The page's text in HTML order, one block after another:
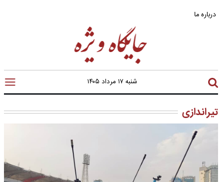
درباره ما
شنبه ۱۷ مرداد ۱۴۰۵
تیراندازی